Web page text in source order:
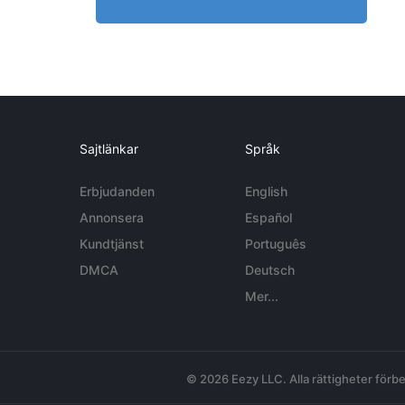
Sajtlänkar
Erbjudanden
Annonsera
Kundtjänst
DMCA
Språk
English
Español
Português
Deutsch
Mer...
© 2026 Eezy LLC. Alla rättigheter